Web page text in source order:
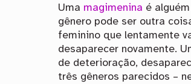
Uma magimenina é
gênero pode ser outra
feminino que lentamente
desaparecer novamente.
de deterioração,
três gêneros parecidos –